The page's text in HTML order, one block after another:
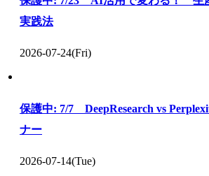
実践法
2026-07-24(Fri)
保護中: 7/7 DeepResearch vs
ナー
2026-07-14(Tue)